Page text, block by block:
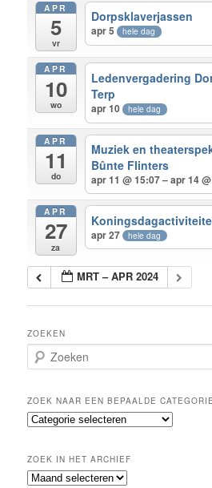
APR
5
vr
Dorpsklaverjassen
apr 5 hele dag
APR
10
wo
Ledenvergadering
Terp
apr 10 hele dag
APR
11
do
Muziek en
Bûnte Flinters
apr 11 @ 15:07 – apr 14
APR
27
za
apr 27 hele dag
MRT – APR 2024
ZOEKEN
o
k
e
n
ZOEK NAAR EEN BEPAALDE CATEGORIE
Z
k
n
ZOEK IN HET ARCHIEF
Z